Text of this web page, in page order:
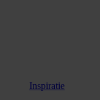
Inspiratie